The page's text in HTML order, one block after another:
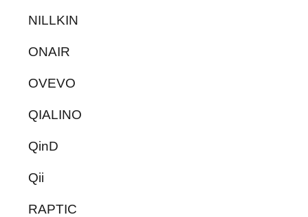
NILLKIN
ONAIR
OVEVO
QIALINO
QinD
Qii
RAPTIC